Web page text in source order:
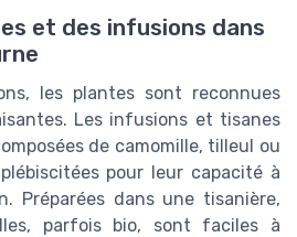
et des infusions dans
les plantes sont reconnues
Les infusions et tisanes
de camomille, tilleul ou
pour leur capacité à
Préparées dans une tisanière,
parfois bio, sont faciles à